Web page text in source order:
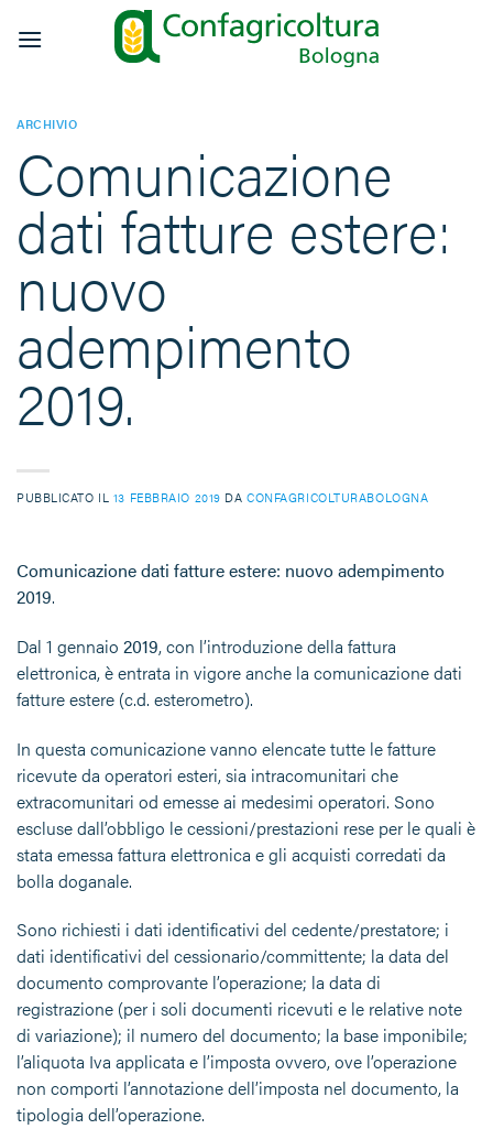
ARCHIVIO
Comunicazione
dati fatture estere:
nuovo
adempimento
2019.
PUBBLICATO IL 13 FEBBRAIO 2019 DACONFAGRICOLTURABOLOGNA
Comunicazione dati fatture estere: nuovo adempimento
2019.
Dal 1 gennaio 2019, con l’introduzione della fattura
elettronica, è entrata in vigore anche la comunicazione dati
fatture estere (c.d. esterometro).
In questa comunicazione vanno elencate tutte le fatture
ricevute da operatori esteri, sia intracomunitari che
extracomunitari od emesse ai medesimi operatori. Sono
escluse dall’obbligo le cessioni/prestazioni rese per le quali è
stata emessa fattura elettronica e gli acquisti corredati da
bolla doganale.
Sono richiesti i dati identificativi del cedente/prestatore; i
dati identificativi del cessionario/committente; la data del
documento comprovante l’operazione; la data di
registrazione (per i soli documenti ricevuti e le relative note
di variazione); il numero del documento; la base imponibile;
l’aliquota Iva applicata e l’imposta ovvero, ove l’operazione
non comporti l’annotazione dell’imposta nel documento, la
tipologia dell’operazione.